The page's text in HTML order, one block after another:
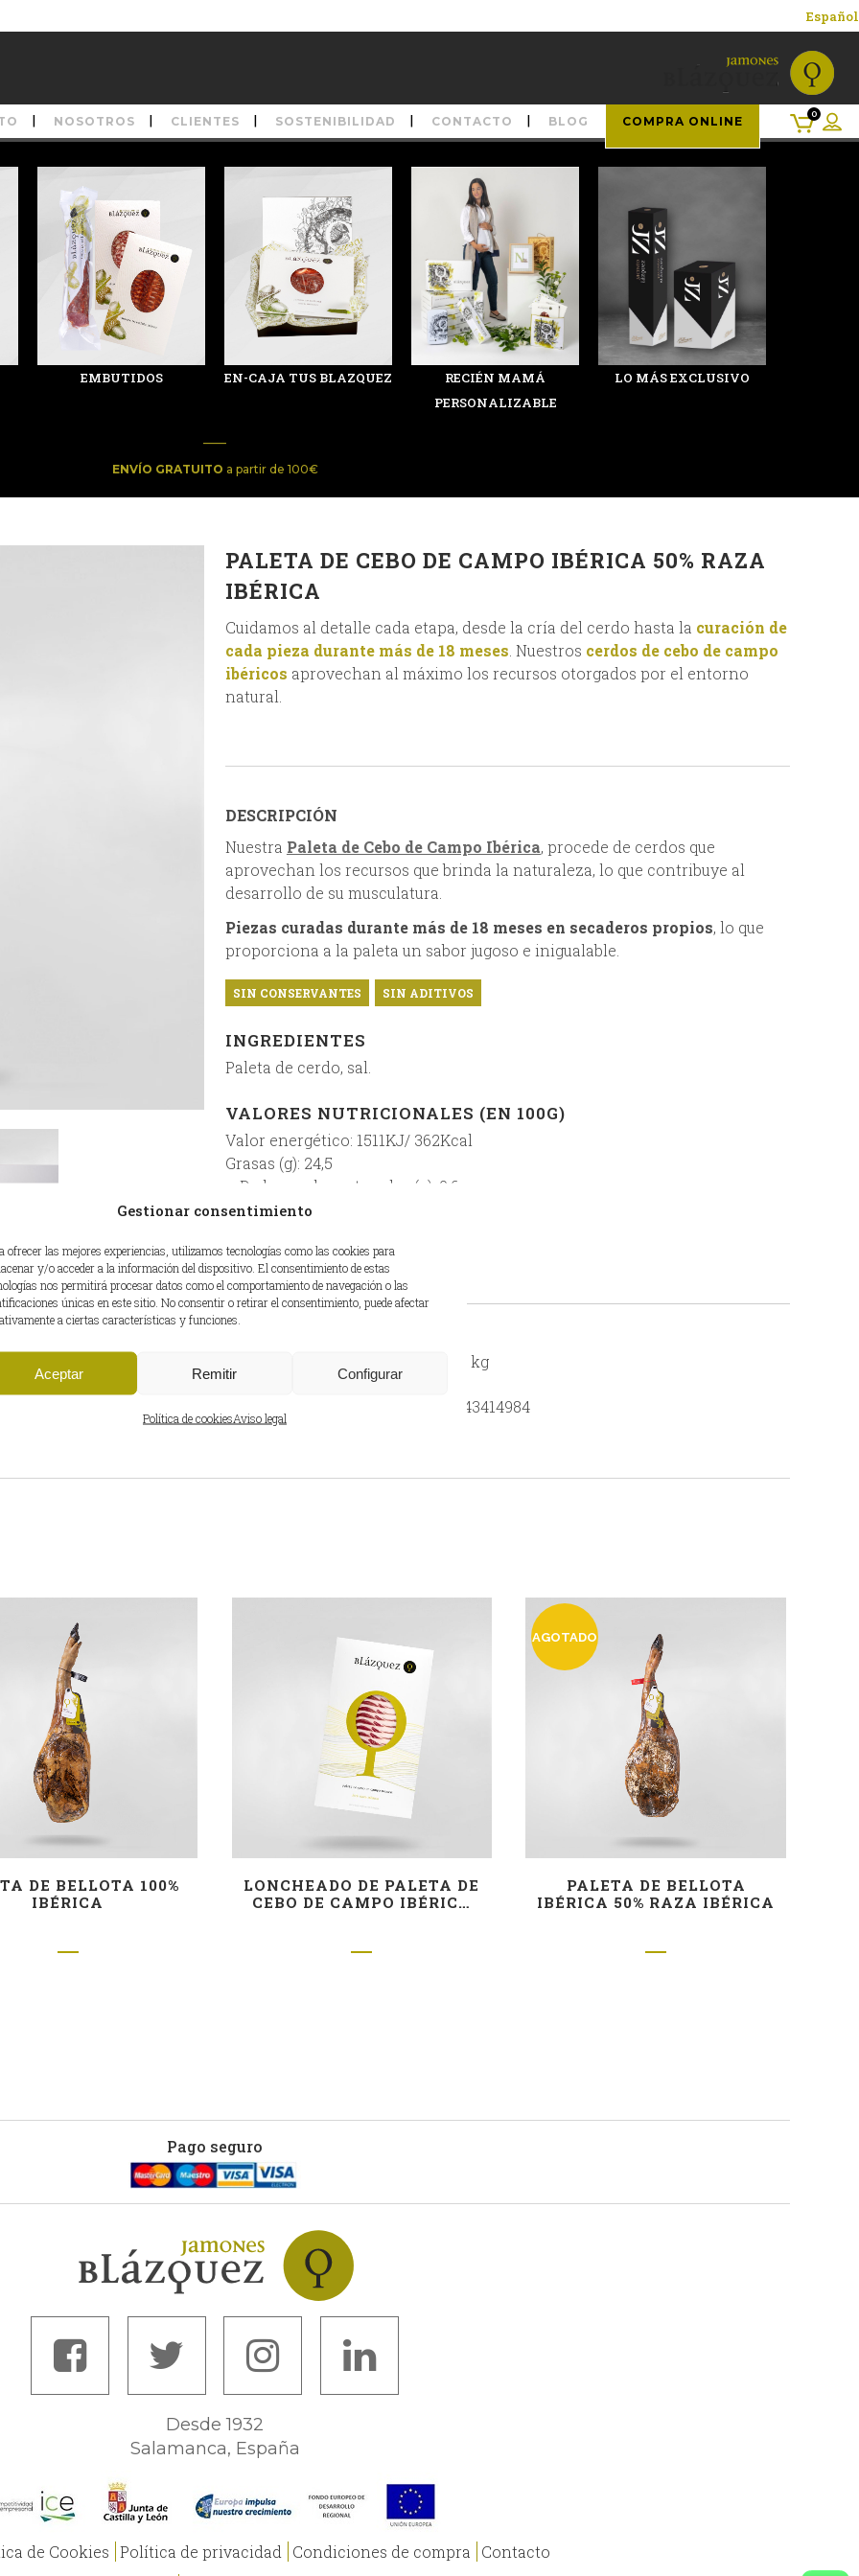
Gestionar consentimiento
ofrecer las mejores experiencias, utilizamos tecnologías como las cookies para
y/o acceder a la información del dispositivo. El consentimiento de estas
nos permitirá procesar datos como el comportamiento de navegación o las
únicas en este sitio. No consentir o retirar el consentimiento, puede afectar
a ciertas características y funciones.
Aceptar Remitir Configurar
Política de cookiesAviso legal
Español
NOSOTROS CLIENTES SOSTENIBILIDAD CONTACTO BLOG COMPRA ONLINE
0
EMBUTIDOS EN-CAJA TUS BLAZQUEZ
RECIÉN MAMÁ
PERSONALIZABLE
LO MÁS EXCLUSIVO
ENVÍO GRATUITO a partir de 100€
PALETA DE CEBO DE CAMPO IBÉRICA 50% RAZA
IBÉRICA
Cuidamos al detalle cada etapa, desde la cría del cerdo hasta la curación de
cada pieza durante más de 18 meses . Nuestros cerdos de cebo de campo
ibéricos aprovechan al máximo los recursos otorgados por el entorno
natural.
DESCRIPCIÓN
Nuestra Paleta de Cebo de Campo Ibérica, procede de cerdos que
aprovechan los recursos que brinda la naturaleza, lo que contribuye al
desarrollo de su musculatura.
Piezas curadas durante más de 18 meses en secaderos propios, lo que
proporciona a la paleta un sabor jugoso e inigualable.
SIN CONSERVANTES SIN ADITIVOS
INGREDIENTES
Paleta de cerdo, sal.
VALORES NUTRICIONALES (EN 100G)
Valor energético: 1511KJ/ 362Kcal
Grasas (g): 24,5
– De las cuales saturadas (g): 9,6
Hidratos de carbono (g):1,0
Proteínas (g): 34,55
Sal (g): 3,9
INFORMACIÓN ADICIONAL
5 – 5,5 kg
8435543414984
DE BELLOTA 100%
IBÉRICA
LONCHEADO DE PALETA DE
CEBO DE CAMPO IBÉRICA
AGOTADO
PALETA DE BELLOTA
IBÉRICA 50% RAZA IBÉRICA
Pago seguro
Desde 1932
Salamanca, España
de Cookies Política de privacidad Condiciones de compra
Contacto